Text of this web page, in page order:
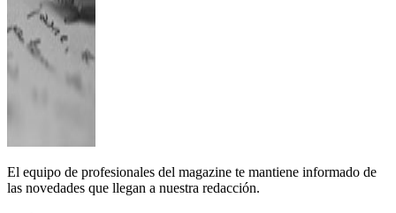
El equipo de profesionales del magazine te mantiene informado de
las novedades que llegan a nuestra redacción.